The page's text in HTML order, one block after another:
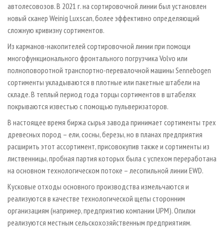
автолесовозов. В 2021 г. на сортировочной линии был установлен
новый сканер Weinig Luxscan, более эффективно определяющий
сложную кривизну сортиментов.
Из карманов-накопителей сортировочной линии при помощи
многофункционального фронтального погрузчика Volvo или
полноповоротной транспортно-перевалочной машины Sennebogen
сортименты укладываются в плотные или пакетные штабели на
складе. В теплый период года торцы сортиментов в штабелях
покрываются известью с помощью пульверизаторов.
В настоящее время биржа сырья завода принимает сортименты трех
древесных пород – ели, сосны, березы, но в планах предприятия
расширить этот ассортимент, присовокупив также и сортименты из
лиственницы, пробная партия которых была с успехом переработана
на основном технологическом потоке – лесопильной линии EWD.
Кусковые отходы основного производства измельчаются и
реализуются в качестве технологической щепы сторонним
организациям (например, предприятию компании UPM). Опилки
реализуются местным сельскохозяйственным предприятиям.